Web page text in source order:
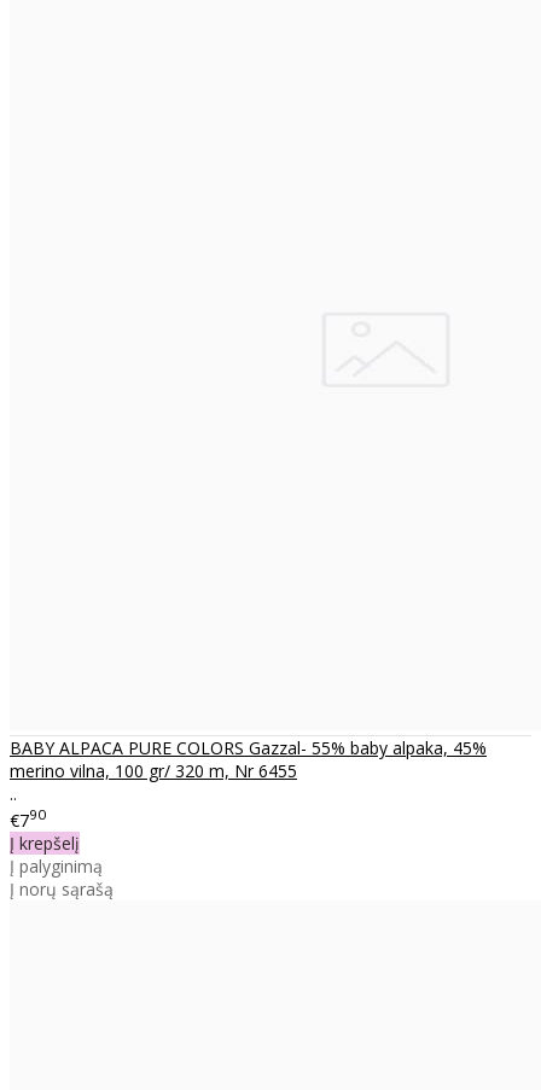
BABY ALPACA PURE COLORS Gazzal- 55% baby alpaka, 45%
merino vilna, 100 gr/ 320 m, Nr 6455
..
€790
Į krepšelį
Į palyginimą
Į norų sąrašą